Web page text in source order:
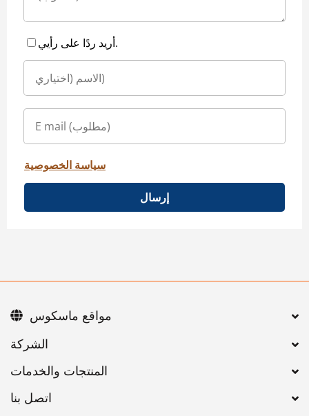
أريد ردًا على رأيي.
سياسة الخصوصية
إرسال
اتصل بنا
مواقع ماسكوس